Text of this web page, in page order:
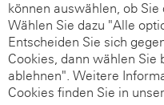
können auswählen, ob
Wählen Sie dazu "Alle
Entscheiden Sie sich
Cookies, dann wählen Sie
ablehnen". Weitere
Cookies finden Sie in